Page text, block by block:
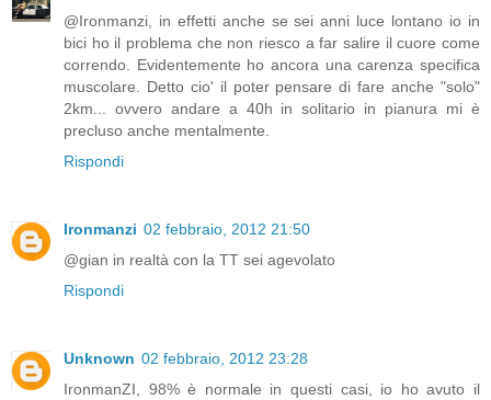
@Ironmanzi, in effetti anche se sei anni luce lontano io in
bici ho il problema che non riesco a far salire il cuore come
correndo. Evidentemente ho ancora una carenza specifica
muscolare. Detto cio' il poter pensare di fare anche "solo"
2km... ovvero andare a 40h in solitario in pianura mi è
precluso anche mentalmente.
Rispondi
Ironmanzi 02 febbraio, 2012 21:50
@gian in realtà con la TT sei agevolato
Rispondi
Unknown 02 febbraio, 2012 23:28
IronmanZI, 98% è normale in questi casi, io ho avuto il